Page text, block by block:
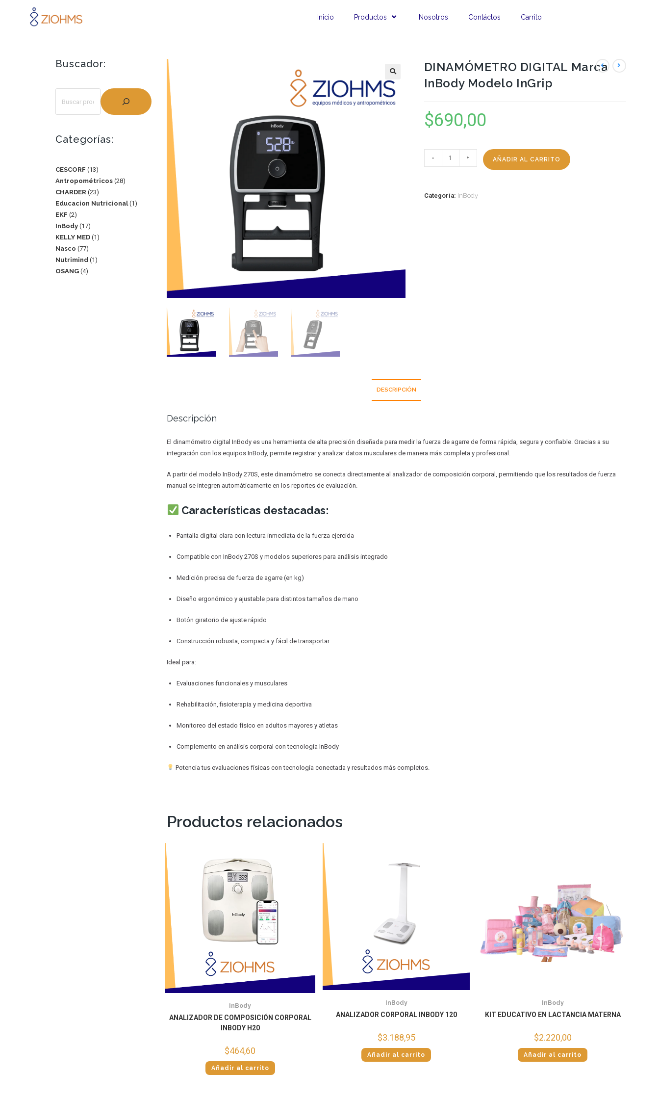
Inicio Productos Nosotros Contáctos Carrito
DINAMÓMETRO DIGITAL Marca
InBody Modelo InGrip
$690,00
- + AÑADIR AL CARRITO
Categoría: InBody
DESCRIPCIÓN
Descripción
El dinamómetro digital InBody es una herramienta de alta precisión diseñada para medir la fuerza de agarre de forma rápida, segura y confiable. Gracias a su
integración con los equipos InBody, permite registrar y analizar datos musculares de manera más completa y profesional.
A partir del modelo InBody 270S, este dinamómetro se conecta directamente al analizador de composición corporal, permitiendo que los resultados de fuerza
manual se integren automáticamente en los reportes de evaluación.
Características destacadas:
Pantalla digital clara con lectura inmediata de la fuerza ejercida
Compatible con InBody 270S y modelos superiores para análisis integrado
Medición precisa de fuerza de agarre (en kg)
Diseño ergonómico y ajustable para distintos tamaños de mano
Botón giratorio de ajuste rápido
Construcción robusta, compacta y fácil de transportar
Ideal para:
Evaluaciones funcionales y musculares
Rehabilitación, fisioterapia y medicina deportiva
Monitoreo del estado físico en adultos mayores y atletas
Complemento en análisis corporal con tecnología InBody
Potencia tus evaluaciones físicas con tecnología conectada y resultados más completos.
Productos relacionados
InBody
ANALIZADOR DE COMPOSICIÓN CORPORAL
INBODY H20
$464,60
Añadir al carrito
InBody
ANALIZADOR CORPORAL INBODY 120
$3.188,95
Añadir al carrito
InBody
KIT EDUCATIVO EN LACTANCIA MATERNA
$2.220,00
Añadir al carrito
Buscador:
Categorías:
CESCORF 13
Antropométricos 28
CHARDER 23
Educacion Nutricional 1
EKF 2
InBody 17
KELLY MED 1
Nasco 77
Nutrimind 1
OSANG 4